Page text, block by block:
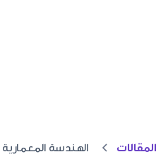
المقالات الهندسة المعمارية